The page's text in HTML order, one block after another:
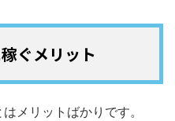
ぐメリット
メリットばかりです。